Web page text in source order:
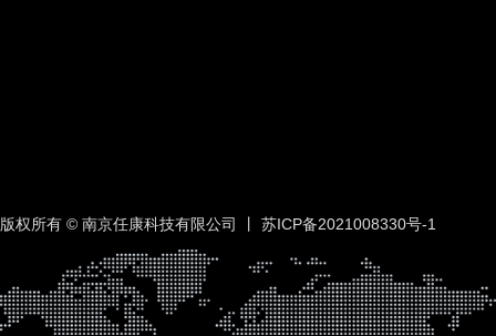
版权所有 © 南京任康科技有限公司 丨 苏ICP备2021008330号-1